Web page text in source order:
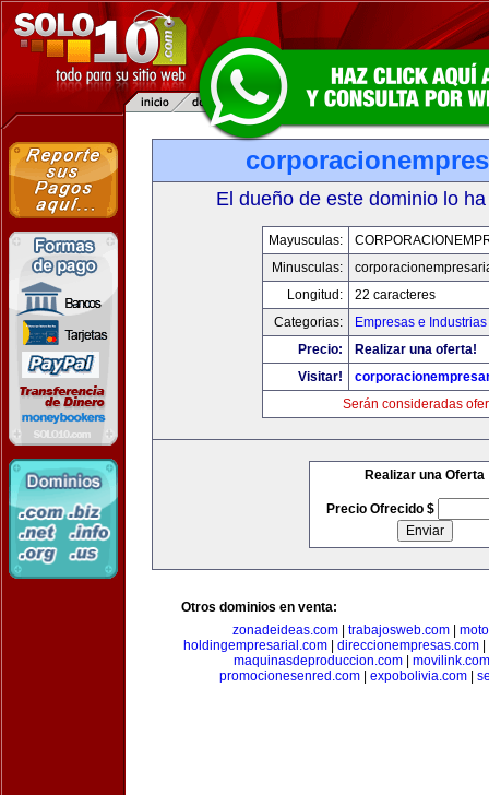
El dueño de este dominio lo
Mayusculas:
Minusculas:
Longitud:
22 caracteres
Categorias:
Empresas e Industrias
Precio:
Realizar una oferta!
Visitar!
Serán consideradas
Realizar una Oferta
Precio Ofrecido $
Otros dominios en venta:
zonadeideas.com
trabajosweb.com
holdingempresarial.com
direccionempresas.com
maquinasdeproduccion.com
movilink.com
promocionesenred.com| expobolivia.com|